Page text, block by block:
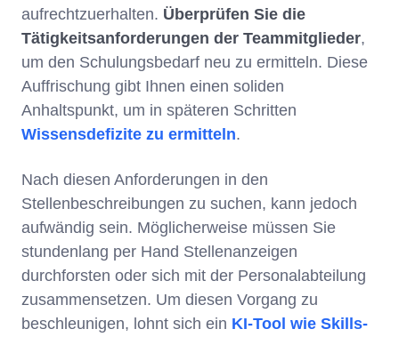
aufrechtzuerhalten. Überprüfen Sie die
Tätigkeitsanforderungen der Teammitglieder,
um den Schulungsbedarf neu zu ermitteln. Diese
Auffrischung gibt Ihnen einen soliden
Anhaltspunkt, um in späteren Schritten
Wissensdefizite zu ermitteln.
Nach diesen Anforderungen in den
Stellenbeschreibungen zu suchen, kann jedoch
aufwändig sein. Möglicherweise müssen Sie
stundenlang per Hand Stellenanzeigen
durchforsten oder sich mit der Personalabteilung
zusammensetzen. Um diesen Vorgang zu
beschleunigen, lohnt sich ein KI-Tool wie Skills-